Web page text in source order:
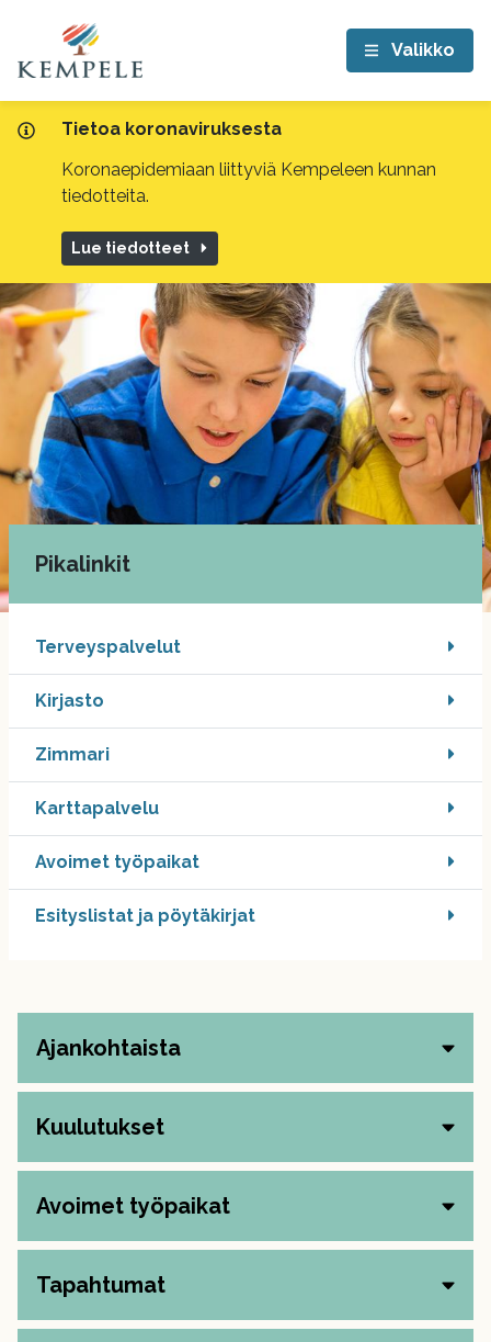
Tietoa koronaviruksesta
Koronaepidemiaan liittyviä Kempeleen kunnan
tiedotteita.
Lue tiedotteet
Valikko
Tonttupolku-
tapahtuma
Pikalinkit
Terveyspalvelut
Kirjasto
Zimmari
Karttapalvelu.
Linkki
avautuu
uuteen
välilehteen
Avoimet työpaikat
Esityslistat ja pöytäkirjat
Ajankohtaista
Kuulutukset
Avoimet työpaikat
Tapahtumat